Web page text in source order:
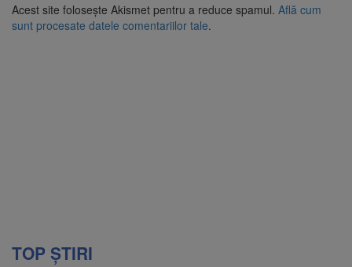
Acest site folosește Akismet pentru a reduce spamul. Află cum
sunt procesate datele comentariilor tale.
TOP ȘTIRI